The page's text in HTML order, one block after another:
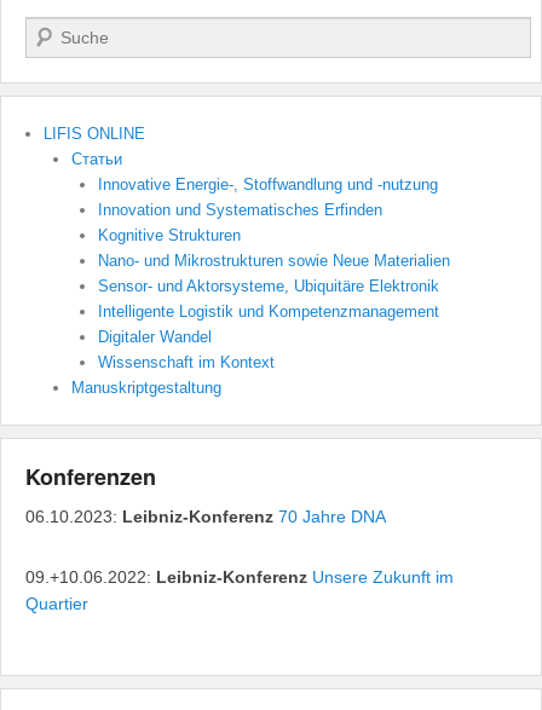
Поиск
LIFIS ONLINE
Статьи
Innovative Energie-, Stoffwandlung und -nutzung
Innovation und Systematisches Erfinden
Kognitive Strukturen
Nano- und Mikrostrukturen sowie Neue Materialien
Sensor- und Aktorsysteme, Ubiquitäre Elektronik
Intelligente Logistik und Kompetenzmanagement
Digitaler Wandel
Wissenschaft im Kontext
Manuskriptgestaltung
Konferenzen
06.10.2023: Leibniz-Konferenz 70 Jahre DNA
09.+10.06.2022: Leibniz-Konferenz Unsere Zukunft im
Quartier